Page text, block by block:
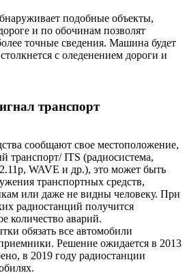
подобные объекты,
и по обочинам позволят
точные сведения. Машина будет
с оледенением дороги и
транспорт
сообщают свое местоположение,
транспорт/ ITS (радиосистема,
WAVE и др.), это может быть
транспортных средств,
или даже не видны человеку. При
радиостанций получится
количество аварий.
обязать все автомобили
Решение ожидается в 2013
в 2019 году радиостанции